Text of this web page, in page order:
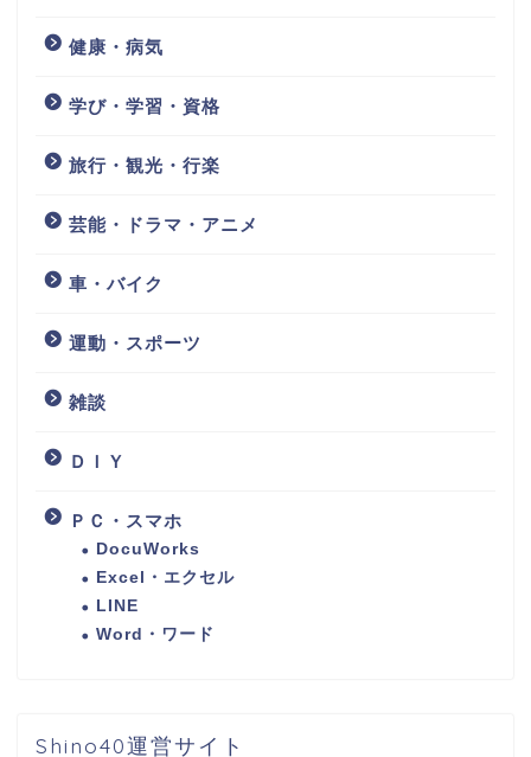
健康・病気
学び・学習・資格
旅行・観光・行楽
芸能・ドラマ・アニメ
車・バイク
運動・スポーツ
雑談
ＤＩＹ
ＰＣ・スマホ
DocuWorks
Excel・エクセル
LINE
Word・ワード
Shino40運営サイト